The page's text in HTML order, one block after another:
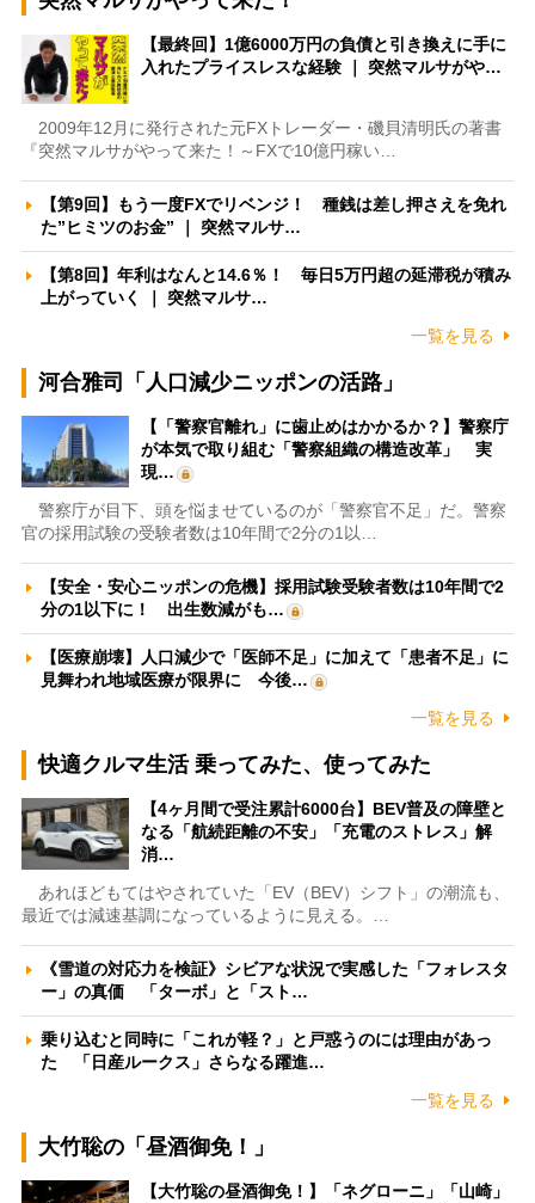
【最終回】1億6000万円の負債と引き換えに手に
入れたプライスレスな経験 ｜ 突然マルサがや…
2009年12月に発行された元FXトレーダー・磯貝清明氏の著書
『突然マルサがやって来た！～FXで10億円稼い…
【第9回】もう一度FXでリベンジ！ 種銭は差し押さえを免れ
た”ヒミツのお金” ｜ 突然マルサ…
【第8回】年利はなんと14.6％！ 毎日5万円超の延滞税が積み
上がっていく ｜ 突然マルサ…
一覧を見る
河合雅司「人口減少ニッポンの活路」
【「警察官離れ」に歯止めはかかるか？】警察庁
が本気で取り組む「警察組織の構造改革」 実
現…
警察庁が目下、頭を悩ませているのが「警察官不足」だ。警察
官の採用試験の受験者数は10年間で2分の1以…
【安全・安心ニッポンの危機】採用試験受験者数は10年間で2
分の1以下に！ 出生数減がも…
【医療崩壊】人口減少で「医師不足」に加えて「患者不足」に
見舞われ地域医療が限界に 今後…
一覧を見る
快適クルマ生活 乗ってみた、使ってみた
【4ヶ月間で受注累計6000台】BEV普及の障壁と
なる「航続距離の不安」「充電のストレス」解
消…
あれほどもてはやされていた「EV（BEV）シフト」の潮流も、
最近では減速基調になっているように見える。…
《雪道の対応力を検証》シビアな状況で実感した「フォレスタ
ー」の真価 「ターボ」と「スト…
乗り込むと同時に「これが軽？」と戸惑うのには理由があっ
た 「日産ルークス」さらなる躍進…
一覧を見る
大竹聡の「昼酒御免！」
【大竹聡の昼酒御免！】「ネグローニ」「山崎」